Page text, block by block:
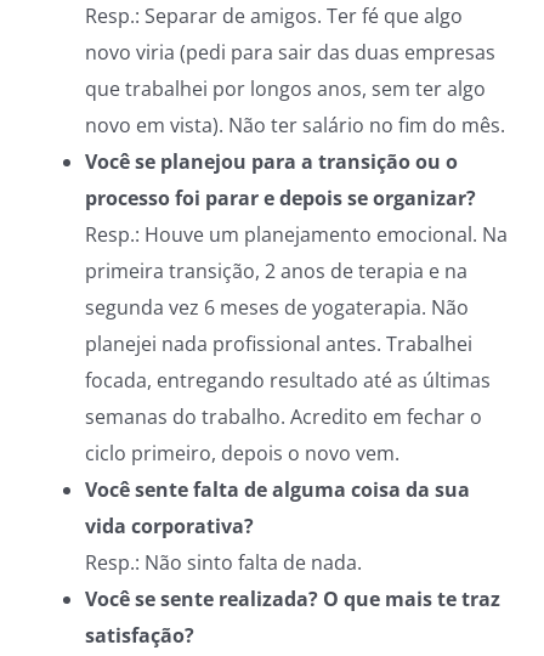
Resp.: Separar de amigos. Ter fé que algo
novo viria (pedi para sair das duas empresas
que trabalhei por longos anos, sem ter algo
novo em vista). Não ter salário no fim do mês.
Você se planejou para a transição ou o
processo foi parar e depois se organizar?
Resp.: Houve um planejamento emocional. Na
primeira transição, 2 anos de terapia e na
segunda vez 6 meses deyogaterapia. Não
planejei nada profissional antes. Trabalhei
focada, entregando resultado até as últimas
semanas do trabalho. Acredito em fechar o
ciclo primeiro, depois o novo vem.
Você sente falta de alguma coisa da sua
vida corporativa?
Resp.: Não sinto falta de nada.
Você se sente realizada? O que mais te traz
satisfação?